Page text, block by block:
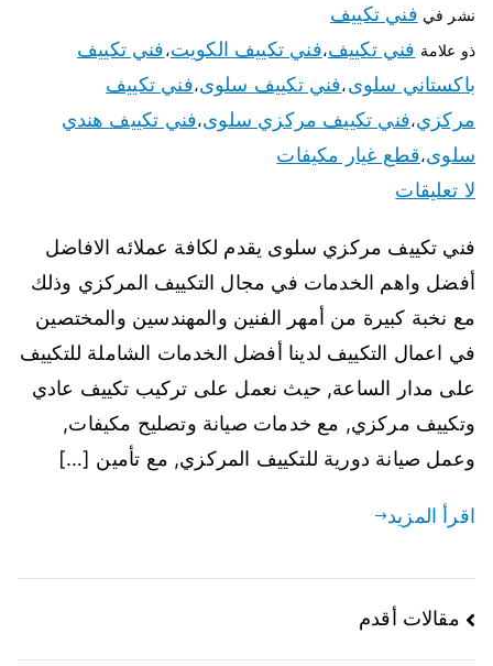
نشر في فني تكييف
ذو علامة فني تكييف،فني تكييف الكويت،فني تكييف
باكستاني سلوى،فني تكييف سلوى،فني تكييف
مركزي،فني تكييف مركزي سلوى،فني تكييف هندي
سلوى،قطع غيار مكيفات
لا تعليقات
فني تكييف مركزي سلوى يقدم لكافة عملائه الافاضل
أفضل واهم الخدمات في مجال التكييف المركزي وذلك
مع نخبة كبيرة من أمهر الفنين والمهندسين والمختصين
في اعمال التكييف لدينا أفضل الخدمات الشاملة للتكييف
على مدار الساعة, حيث نعمل على تركيب تكييف عادي
وتكييف مركزي, مع خدمات صيانة وتصليح مكيفات,
وعمل صيانة دورية للتكييف المركزي, مع تأمين […]
اقرأ المزيد
مقالات أقدم